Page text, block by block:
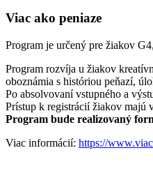
Viac ako peniaze
Program je určený pre žiakov
Program rozvíja u žiakov
oboznámia s históriou peňazí,
Po absolvovaní vstupného a
Prístup k registrácií žiakov majú
Program bude realizovaný
Viac informácií: https://